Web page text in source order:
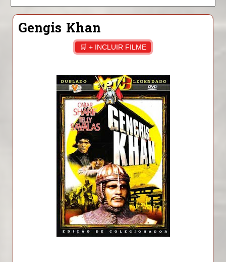
Gengis Khan
🛒 + INCLUIR FILME